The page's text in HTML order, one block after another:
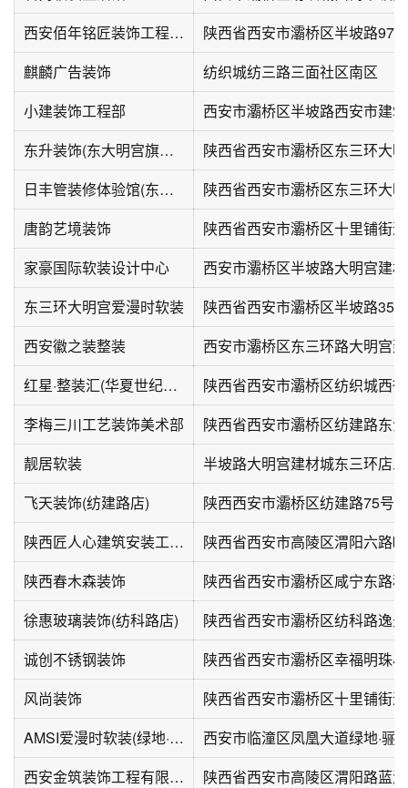
西安佰年铭匠装饰工程有限公司
陕西省西安市灞桥区半坡路97号
麒麟广告装饰
纺织城纺三路三面社区南区
小建装饰工程部
东升装饰(东大明宫旗舰店)
日丰管装修体验馆(东大明宫二店)
陕西省西安市灞桥区东三环大
唐韵艺境装饰
陕西省西安市灞桥区十里铺街
家豪国际软装设计中心
西安市灞桥区半坡路大明宫建
东三环大明宫爱漫时软装
陕西省西安市灞桥区半坡路35号
西安徽之装整装
红星·整装汇(华夏世纪广场店)
李梅三川工艺装饰美术部
陕西省西安市灞桥区纺建路东
靓居软装
半坡路大明宫建材城东三环店
飞天装饰(纺建路店)
陕西西安市灞桥区纺建路75号
陕西匠人心建筑安装工程有限公司
陕西省西安市高陵区渭阳六路b
陕西春木森装饰
徐惠玻璃装饰(纺科路店)
陕西省西安市灞桥区纺科路逸
诚创不锈钢装饰
陕西省西安市灞桥区幸福明珠
风尚装饰
陕西省西安市灞桥区十里铺街
AMSI爱漫时软装(绿地·骊山花城店)
西安市临潼区凤凰大道绿地·骊
西安金筑装饰工程有限公司
陕西省西安市高陵区渭阳路蓝